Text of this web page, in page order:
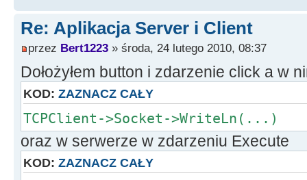
Re: Aplikacja Server i Client
przez Bert1223 » środa, 24 lutego 2010, 08:37
Dołożyłem button i zdarzenie click a w
KOD: ZAZNACZ CAŁY
TCPClient->Socket->WriteLn(...)
oraz w serwerze w zdarzeniu Execute
KOD: ZAZNACZ CAŁY